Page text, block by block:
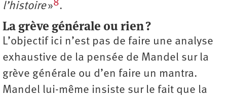
l’histoire»8.
La grève générale ou rien ?
L’objectif ici n’est pas de faire une analyse
exhaustive de la pensée de Mandel sur la
grève générale ou d’en faire un mantra.
Mandel lui-même insiste sur le fait que la